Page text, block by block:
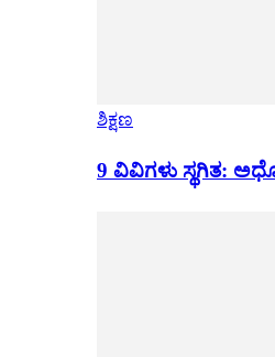
ಶಿಕ್ಷಣ
9 ವಿವಿಗಳು ಸ್ಥಗಿತ: